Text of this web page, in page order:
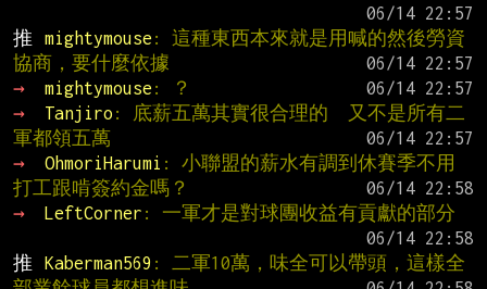
推
mightymouse : 這種東西本來就是用喊的然後勞資
協商，要什麼依據
→
mightymouse : ？
→
Tanjiro : 底薪五萬其實很合理的  又不是所有二
軍都領五萬
→
OhmoriHarumi : 小聯盟的薪水有調到休賽季不用
打工跟啃簽約金嗎？
→
LeftCorner : 一軍才是對球團收益有貢獻的部分
推
Kaberman569 : 二軍10萬，味全可以帶頭，這樣全